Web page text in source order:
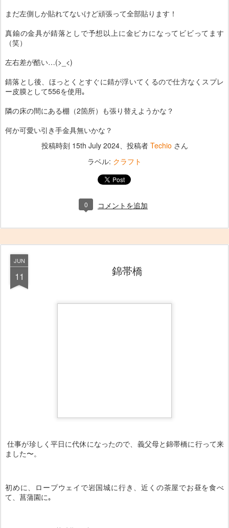
まだ左側しか貼れてないけど頑張って全部貼ります！
真鍮の金具が錆落としで予想以上に金ピカになってビビってます
（笑）
左右差が酷い…(>_<)
錆落とし後、ほっとくとすぐに錆が浮いてくるので仕方なくスプレ
ー皮膜として556を使用｡
隣の床の間にある棚（2箇所）も張り替えようかな？
何か可愛い引き手金具無いかな？
投稿時刻 15th July 2024、投稿者 Techio さん
ラベル: クラフト
0 コメントを追加
JUN
11 錦帯橋
仕事が珍しく平日に代休になったので、義父母と錦帯橋に行って来
ました〜。
初めに、ロープウェイで岩国城に行き、近くの茶屋でお昼を食べ
て、菖蒲園に｡